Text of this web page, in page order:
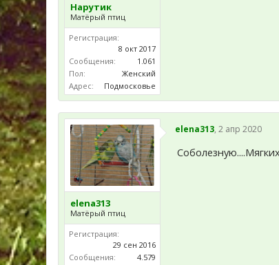
Нарутик
Матёрый птиц
Регистрация:
8 окт 2017
Сообщения:
1.061
Пол:
Женский
Адрес:
Подмосковье
elena313
Матёрый птиц
Регистрация:
29 сен 2016
Сообщения:
4.579
elena313, 2 апр 2020